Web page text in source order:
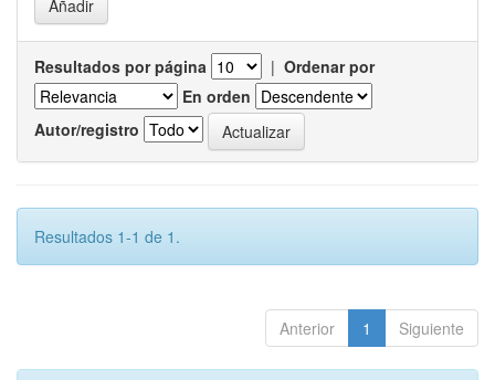
Resultados por página | Ordenar por
En orden
Autor/registro
Resultados 1-1 de 1.
Anterior 1 Siguiente